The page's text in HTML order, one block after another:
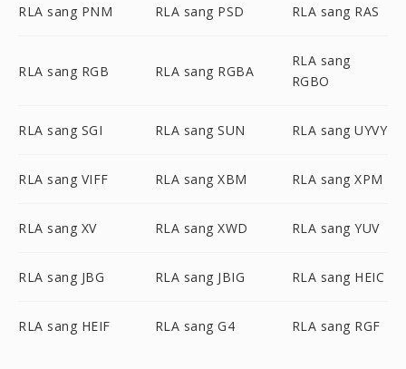
RLA sang PNM RLA sang PSD RLA sang RAS
RLA sang RGB RLA sang RGBA
RLA sang
RGBO
RLA sang SGI RLA sang SUN RLA sang UYVY
RLA sang VIFF RLA sang XBM RLA sang XPM
RLA sang XV RLA sang XWD RLA sang YUV
RLA sang JBG RLA sang JBIG RLA sang HEIC
RLA sang HEIF RLA sang G4 RLA sang RGF